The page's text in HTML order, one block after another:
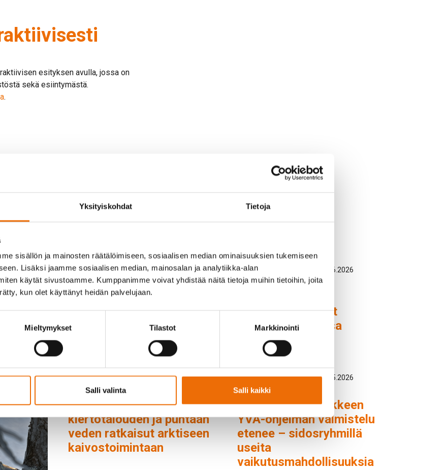
Yksityiskohdat Tietoja
sisällön ja mainosten räätälöimiseen, sosiaalisen median ominaisuuksien tukemiseen
Lisäksi jaamme sosiaalisen median, mainosalan ja analytiikka-alan
käytät sivustoamme. Kumppanimme voivat yhdistää näitä tietoja muihin tietoihin, joita
kun olet käyttänyt heidän palvelujaan.
Mieltymykset Tilastot Markkinointi
Salli valinta Salli kaikki
esityksen avulla, jossa on
sekä esiintymästä.
.
Tapahtuma / 04.07.2026
Sokli mukana Savukosken
kesätapahtumissa
29.06.2026
valmistelevat työt
jatkuvat elokuussa
Uutinen / 17.06.2026
MINERVA-hanke tuo
kiertotalouden ja puhtaan
veden ratkaisut arktiseen
kaivostoimintaan
Uutinen / 12.05.2026
Soklin kaivoshankkeen
YVA-ohjelman valmistelu
etenee – sidosryhmillä
useita
vaikutusmahdollisuuksia